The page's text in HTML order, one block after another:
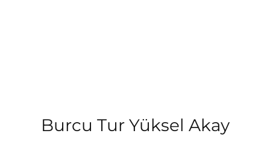
Burcu Tur Yüksel Akay